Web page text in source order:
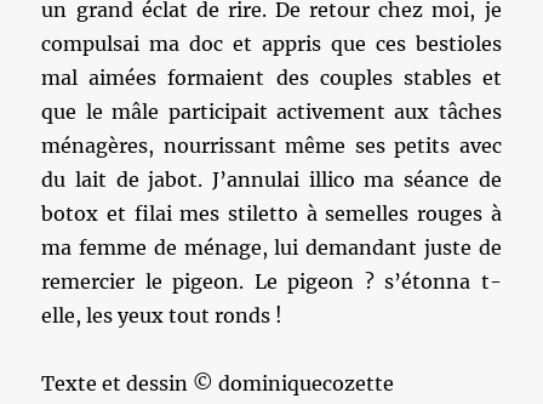
un grand éclat de rire. De retour chez moi, je
compulsai ma doc et appris que ces bestioles
mal aimées formaient des couples stables et
que le mâle participait activement aux tâches
ménagères, nourrissant même ses petits avec
du lait de jabot. J’annulai illico ma séance de
botox et filai mes stiletto à semelles rouges à
ma femme de ménage, lui demandant juste de
remercier le pigeon. Le pigeon ? s’étonna t-
elle, les yeux tout ronds !
Texte et dessin © dominiquecozette